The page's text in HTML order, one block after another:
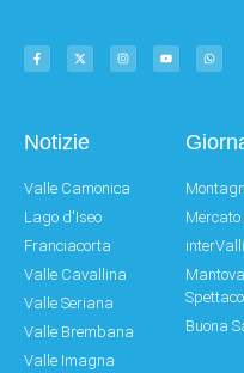
Notizie
Valle Camonica
Lago d'Iseo
Franciacorta
Valle Cavallina
Valle Seriana
Valle Brembana
Valle Imagna
Mercato
interValli
Buona